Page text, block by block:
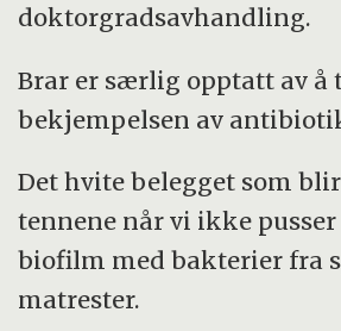
doktorgradsavhandling.
Brar er særlig opptatt av å
bekjempelsen av
Det hvite belegget som
tennene når vi ikke pusser
biofilm med bakterier fra
matrester.